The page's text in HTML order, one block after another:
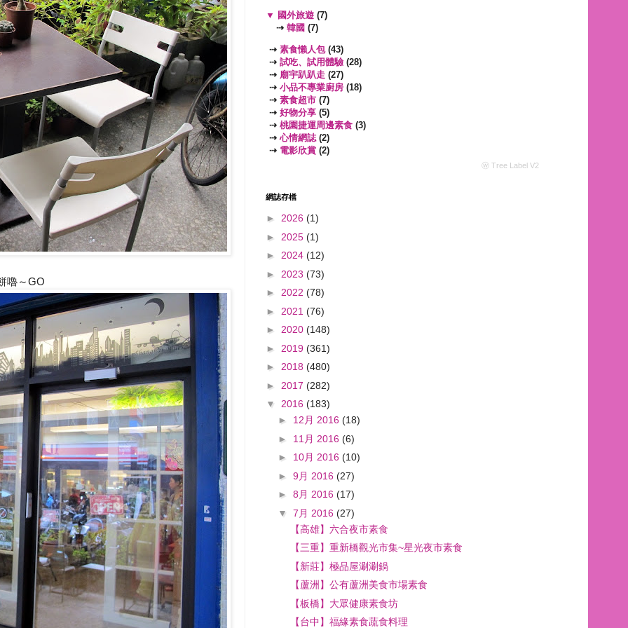
嚕～GO
▼ 國外旅遊 (7)
⇢ 韓國 (7)
⇢ 素食懶人包(43)
⇢ 試吃、試用體驗(28)
⇢ 廟宇趴趴走 (27)
⇢ 小品不專業廚房 (18)
⇢ 素食超市 (7)
⇢ 好物分享 (5)
⇢ 桃園捷運周邊素食 (3)
⇢心情網誌 (2)
⇢ 電影欣賞 (2)
ⓦ Tree Label V2
網誌存檔
► 2026 (1)
► 2025 (1)
► 2024 (12)
► 2023 (73)
► 2022 (78)
► 2021 (76)
► 2020 (148)
► 2019 (361)
► 2018 (480)
► 2017 (282)
▼ 2016 (183)
► 12月 2016 (18)
► 11月 2016 (6)
► 10月 2016 (10)
► 9月 2016 (27)
► 8月 2016 (17)
▼ 7月 2016 (27)
【高雄】六合夜市素食
【三重】重新橋觀光市集~星光夜市素食
【新莊】極品屋涮涮鍋
【蘆洲】公有蘆洲美食市場素食
【板橋】大眾健康素食坊
【台中】福緣素食蔬食料理